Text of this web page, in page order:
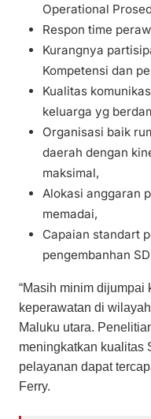
Operational
Respon time
Kurangnya
Kompetensi dan
Kualitas
keluarga yg
Organisasi baik
daerah dengan
maksimal,
Alokasi anggaran
memadai,
Capaian standart
pengembanhan
“Masih minim dijumpai
keperawatan di
Maluku utara.
meningkatkan kualitas
pelayanan dapat
Ferry.